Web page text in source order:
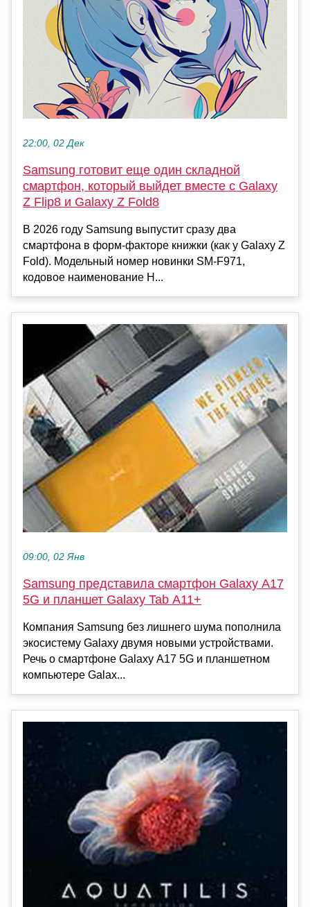
22:00, 02 Дек
Samsung готовит еще один складной
смартфон, который выйдет вместе с Galaxy
Z Flip8 и Galaxy Z Fold8
В 2026 году Samsung выпустит сразу два
смартфона в форм-факторе книжки (как у Galaxy Z
Fold). Модельный номер новинки SM-F971,
кодовое наименование H...
09:00, 02 Янв
Samsung представила смартфон Galaxy A17
5G и планшет Galaxy Tab A11+
Компания Samsung без лишнего шума пополнила
экосистему Galaxy двумя новыми устройствами.
Речь о смартфоне Galaxy A17 5G и планшетном
компьютере Galax...